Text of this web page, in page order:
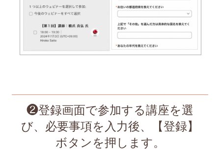
❷登録画面で参加する講座を選
び、必要事項を入力後、【登録】
ボタンを押します。